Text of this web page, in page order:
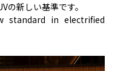
の新しい基準です。
standard in electrified